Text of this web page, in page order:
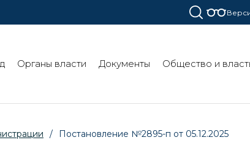
Органы власти Документы Общество и
/ Постановление №2895-п от 05.12.2025